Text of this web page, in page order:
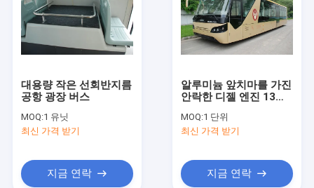
대용량 작은 선회반지름
공항 광장 버스
MOQ:1 유닛
최신 가격 받기
지금 연락
알루미늄 앞치마를 가진
안락한 디젤 엔진 13
스
MOQ:1 단위
최신 가격 받기
지금 연락